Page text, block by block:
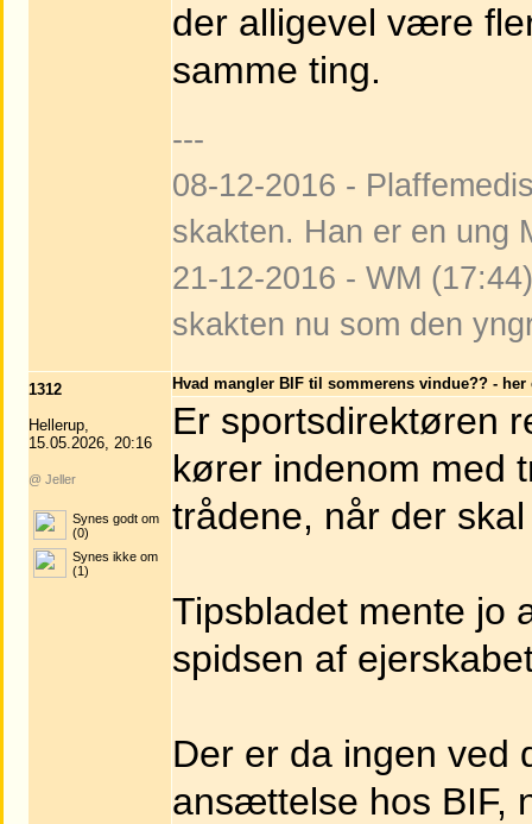
der alligevel være
samme ting.
---
08-12-2016 -
skakten. Han er en ung
21-12-2016 - WM
skakten nu som den
1312
Hellerup,
15.05.2026, 20:16
@ Jeller
Synes godt om
(0)
Synes ikke om
(1)
Hvad mangler BIF til sommerens vindue?? - her
Er sportsdirektøren
kører indenom med
trådene, når der
Tipsbladet mente jo
spidsen af
Der er da ingen ved
ansættelse hos BIF,